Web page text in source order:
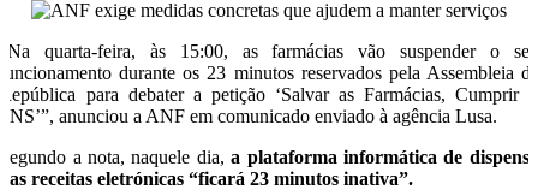
“Na quarta-feira, às 15:00, as farmácias vão suspender o seu
funcionamento durante os 23 minutos reservados pela Assembleia da
República para debater a petição ‘Salvar as Farmácias, Cumprir o
SNS’”, anunciou a ANF em comunicado enviado à agência Lusa.
Segundo a nota, naquele dia,a plataforma informática de dispensa
das receitas eletrónicas “ficará 23 minutos inativa”.